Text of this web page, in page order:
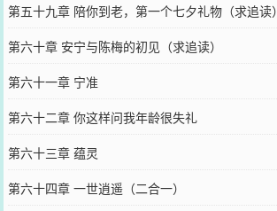
第五十九章 陪你到老，第一个七夕礼物（求追读）
第六十章 安宁与陈梅的初见（求追读）
第六十一章 宁准
第六十二章 你这样问我年龄很失礼
第六十三章 蕴灵
第六十四章 一世逍遥（二合一）